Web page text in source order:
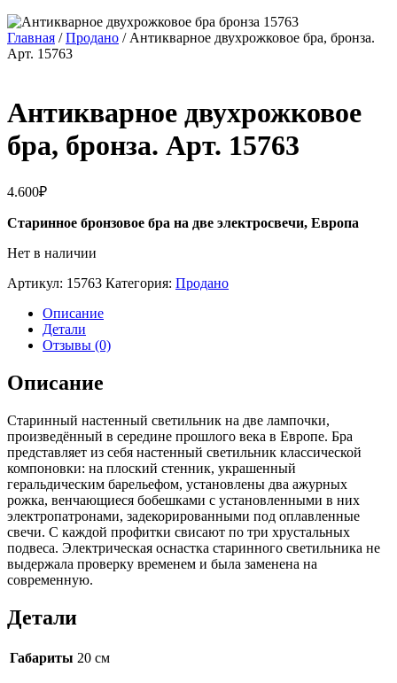
Главная /Продано / Антикварное двухрожковое бра, бронза.
Арт. 15763
Антикварное двухрожковое
бра, бронза. Арт. 15763
4.600₽
Старинное бронзовое бра на две электросвечи, Европа
Нет в наличии
Артикул: 15763 Категория: Продано
Описание
Детали
Отзывы (0)
Описание
Старинный настенный светильник на две лампочки,
произведённый в середине прошлого века в Европе. Бра
представляет из себя настенный светильник классической
компоновки: на плоский стенник, украшенный
геральдическим барельефом, установлены два ажурных
рожка, венчающиеся бобешками с установленными в них
электропатронами, задекорированными под оплавленные
свечи. С каждой профитки свисают по три хрустальных
подвеса. Электрическая оснастка старинного светильника не
выдержала проверку временем и была заменена на
современную.
Детали
Габариты 20 см